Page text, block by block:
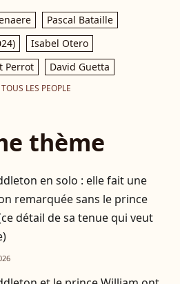
Pascal Bataille
Isabel Otero
Perrot David Guetta
LES PEOPLE
thème
en solo : elle fait une
remarquée sans le prince
détail de sa tenue qui veut